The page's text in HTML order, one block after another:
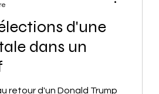
d'une
dans un
retour d'un Donald Trump